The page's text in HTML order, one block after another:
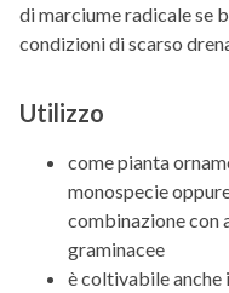
di marciume radicale se
condizioni di scarso
Utilizzo
come pianta
monospecie
combinazione con
graminacee
è coltivabile anche